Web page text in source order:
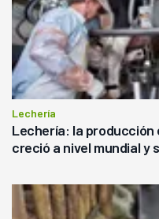
Lechería
Lechería: la producción
creció a nivel mundial y